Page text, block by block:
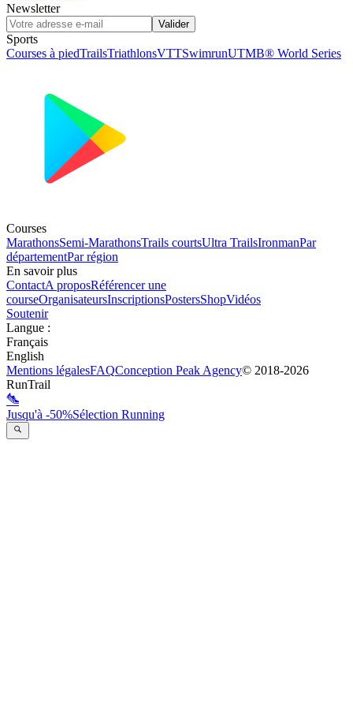
Newsletter
Valider
Sports
Courses à piedTrailsTriathlonsVTTSwimrunUTMB® World Series
Courses
MarathonsSemi-MarathonsTrails courtsUltra TrailsIronmanPar
départementPar région
En savoir plus
ContactA proposRéférencer une
courseOrganisateursInscriptionsPostersShopVidéos
Soutenir
Langue :
Français
English
Mentions légalesFAQConception Peak Agency© 2018-2026
RunTrail
Jusqu'à -50%Sélection Running